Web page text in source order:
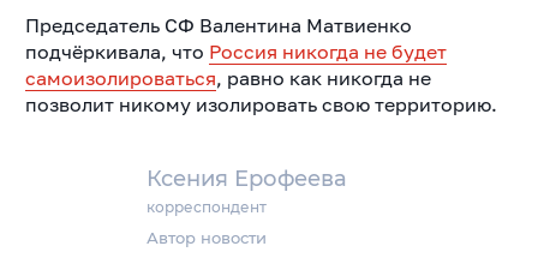
Ксения Ерофеева
корреспондент
Автор новости
Председатель СФ Валентина Матвиенко
подчёркивала, что Россия никогда не будет
самоизолироваться, равно как никогда не
позволит никому изолировать свою территорию.